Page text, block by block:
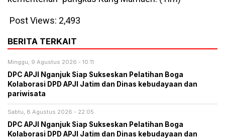
Post Views: 2,493
BERITA TERKAIT
Minggu, 9 Agustus 2026 - 10:11
DPC APJI Nganjuk Siap Sukseskan Pelatihan Boga
Kolaborasi DPD APJI Jatim dan Dinas kebudayaan dan
pariwisata
Sabtu, 8 Agustus 2026 - 22:05
DPC APJI Nganjuk Siap Sukseskan Pelatihan Boga
Kolaborasi DPD APJI Jatim dan Dinas kebudayaan dan